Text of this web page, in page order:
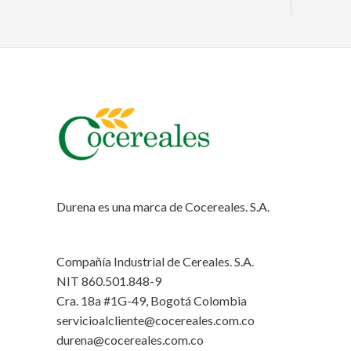
Durena es una marca de Cocereales. S.A.
Compañía Industrial de Cereales. S.A.
NIT 860.501.848-9
Cra. 18a #1G-49, Bogotá Colombia
servicioalcliente@cocereales.com.co
durena@cocereales.com.co